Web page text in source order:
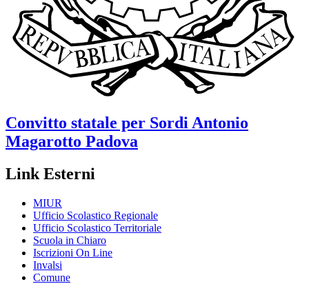
Convitto statale per Sordi Antonio
Magarotto Padova
Link Esterni
MIUR
Ufficio Scolastico Regionale
Ufficio Scolastico Territoriale
Scuola in Chiaro
Iscrizioni On Line
Invalsi
Comune